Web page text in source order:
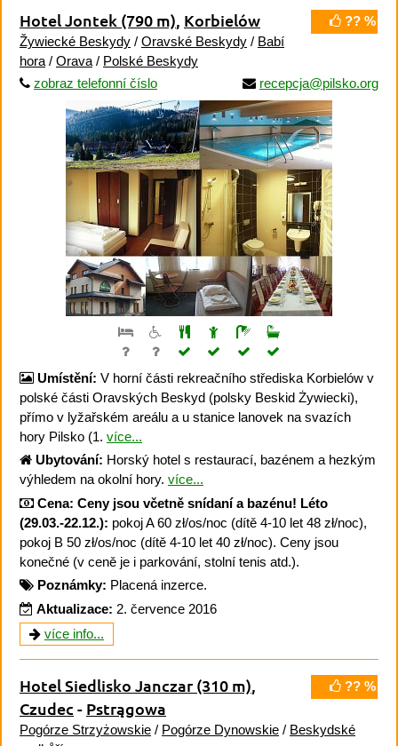
?? %
Hotel Jontek (790 m), Korbielów
Žywiecké Beskydy / Oravské Beskydy / Babí
hora / Orava / Polské Beskydy
zobraz telefonní číslo
recepcja@pilsko.org
Umístění: V horní části rekreačního střediska Korbielów v
polské části Oravských Beskyd (polsky Beskid Żywiecki),
přímo v lyžařském areálu a u stanice lanovek na svazích
hory Pilsko (1. více...
Ubytování: Horský hotel s restaurací, bazénem a hezkým
výhledem na okolní hory. více...
Cena: Ceny jsou včetně snídaní a bazénu! Léto
(29.03.-22.12.): pokoj A 60 zł/os/noc (dítě 4-10 let 48 zł/noc),
pokoj B 50 zł/os/noc (dítě 4-10 let 40 zł/noc). Ceny jsou
konečné (v ceně je i parkování, stolní tenis atd.).
Poznámky: Placená inzerce.
Aktualizace: 2. července 2016
více info...
?? %
Hotel Siedlisko Janczar (310 m),
Czudec - Pstrągowa
Pogórze Strzyżowskie / Pogórze Dynowskie / Beskydské